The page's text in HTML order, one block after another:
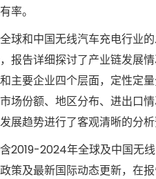
率。
球和中国无线汽车充电行业
报告详细探讨了产业链发展
主要企业四个层面，定性定
场份额、地区分布、进出口
展趋势进行了客观清晰的分析
2019-2024年全球及中国无
策及最新国际动态更新，在